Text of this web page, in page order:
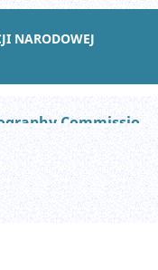
NARODOWEJ
Studies of the Industrial Geography Commission of the Polish Geographical Society